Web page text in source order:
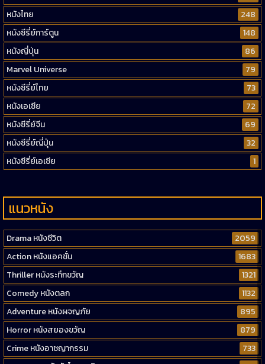
หนังไทย
248
หนังซีรี่ย์การ์ตูน
148
หนังญี่ปุ่น
86
Marvel Universe
79
หนังซีรี่ย์ไทย
73
หนังเอเชีย
72
หนังซีรี่ย์จีน
69
หนังซีรี่ย์ญี่ปุ่น
32
หนังซีรี่ย์เอเชีย
1
แนวหนัง
Drama หนังชีวิต
2059
Action หนังแอคชั่น
1683
Thriller หนังระทึกขวัญ
1321
Comedy หนังตลก
1132
Adventure หนังผจญภัย
895
Horror หนังสยองขวัญ
879
Crime หนังอาชญากรรม
733